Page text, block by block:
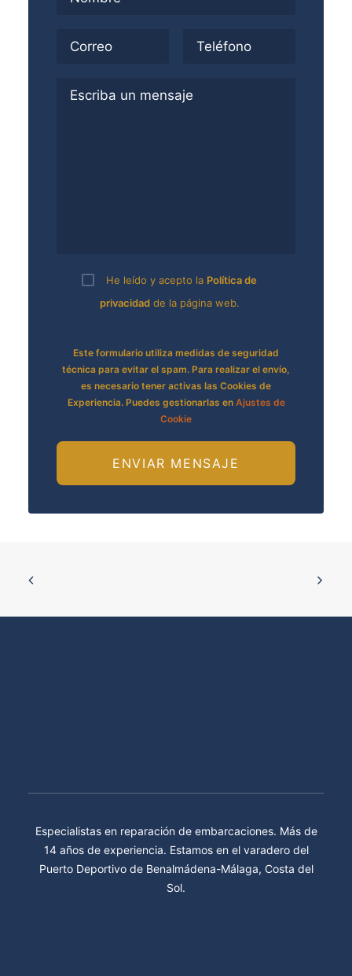
He leído y acepto la Política de
privacidadde la página web.
Este formulario utiliza medidas de seguridad
técnica para evitar el spam. Para realizar el envío,
es necesario tener activas las Cookies de
Experiencia. Puedes gestionarlas en Ajustes de
Cookie
Especialistas en reparación de embarcaciones. Más de
14 años de experiencia. Estamos en el varadero del
Puerto Deportivo de Benalmádena-Málaga, Costa del
Sol.